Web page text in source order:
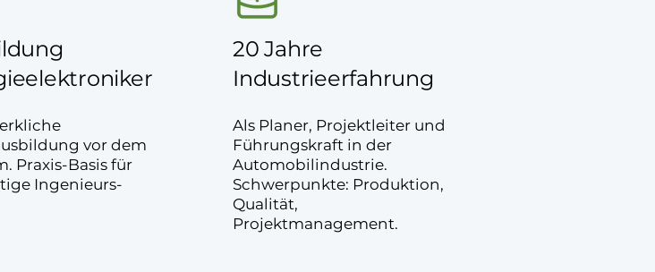
vor dem
Praxis-Basis für
Ingenieurs-
20 Jahre
Industrieerfahrung
Als Planer, Projektleiter und
Führungskraft in der
Automobilindustrie.
Schwerpunkte: Produktion,
Qualität,
Projektmanagement.